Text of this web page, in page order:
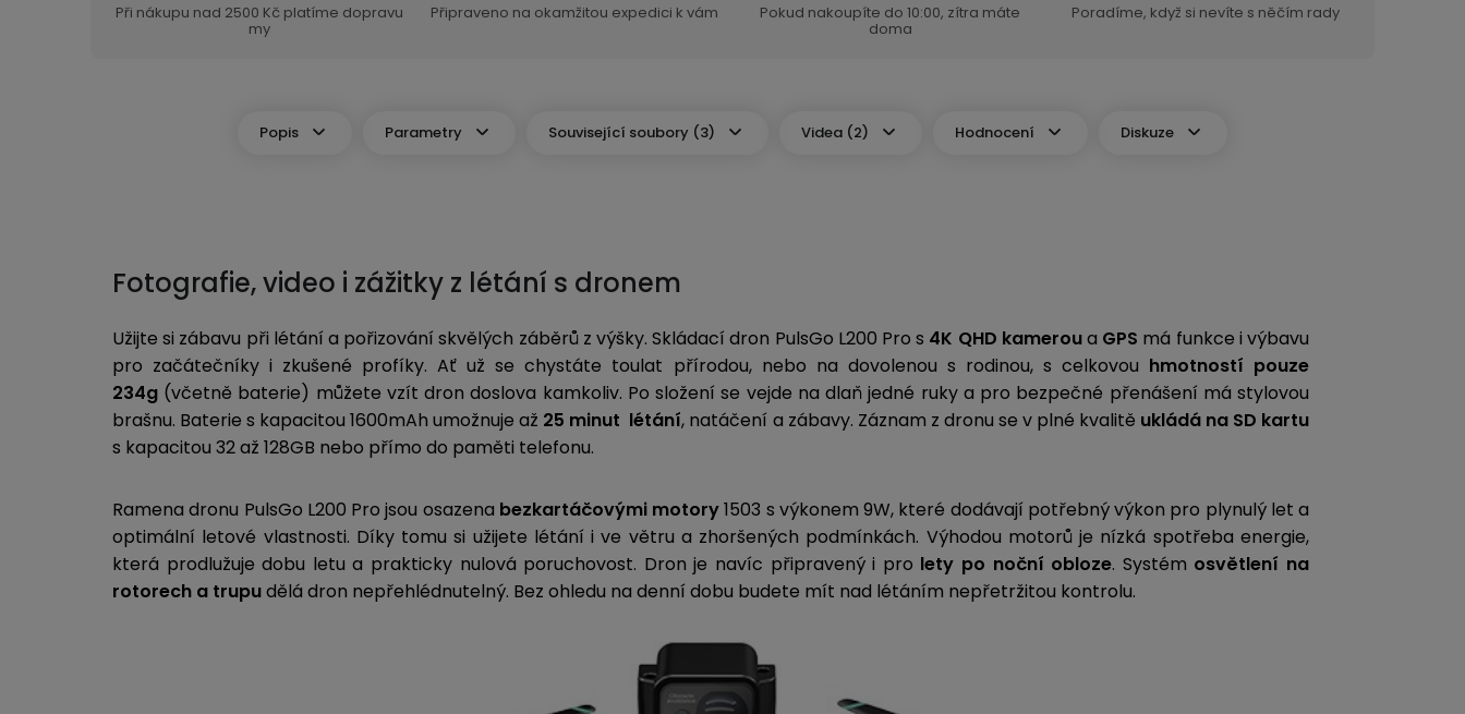
Při nákupu nad 2500 Kč platíme dopravu
my
Připraveno na okamžitou expedici k vám Pokud nakoupíte do 10:00, zítra máte
doma
Poradíme, když si nevíte s něčím rady
Popis Parametry Související soubory (3) Videa (2) Hodnocení Diskuze
Fotografie, video i zážitky z létání s dronem
Užijte si zábavu při létání a pořizování skvělých záběrů z výšky. Skládací dron PulsGo L200 Pro s 4K QHD kameroua GPS má funkce i výbavu
pro začátečníky i zkušené profíky. Ať už se chystáte toulat přírodou, nebo na dovolenou s rodinou, s celkovou hmotností pouze
234g (včetně baterie) můžete vzít dron doslova kamkoliv. Po složení se vejde na dlaň jedné ruky a pro bezpečné přenášení má stylovou
brašnu. Baterie s kapacitou 1600mAh umožnuje až 25 minut létání, natáčení a zábavy. Záznam z dronu se v plné kvalitě ukládá na SD kartu
s kapacitou 32 až 128GB nebo přímo do paměti telefonu.
Ramena dronu PulsGo L200 Pro jsou osazena bezkartáčovými motory1503 s výkonem 9W, které dodávají potřebný výkon pro plynulý let a
optimální letové vlastnosti. Díky tomu si užijete létání i ve větru a zhoršených podmínkách. Výhodou motorů je nízká spotřeba energie,
která prodlužuje dobu letu a prakticky nulová poruchovost. Dron je navíc připravený i pro lety po noční obloze. Systém osvětlení na
rotorech a trupudělá dron nepřehlédnutelný. Bez ohledu na denní dobu budete mít nad létáním nepřetržitou kontrolu.